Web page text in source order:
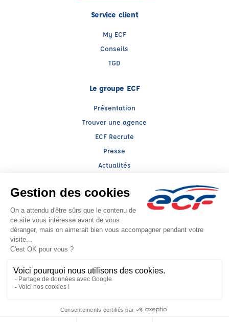
Service client
My ECF
Conseils
TGD
Le groupe ECF
Présentation
Trouver une agence
ECF Recrute
Presse
Actualités
Raison sociale : TELLENE - Capital social: 1000€
SIREN: 840619035 - Numéro de TVA intracommunautaire: FR 95 840619035
Agrément n°E1801300290
Siège social : 2, Rue de Marignan , MARSEILLE (13007) - Représentant légal :